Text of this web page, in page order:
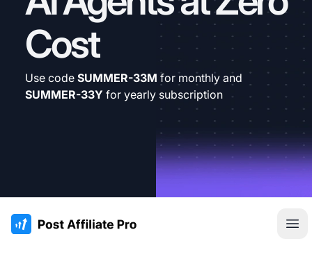
Cost
Use code SUMMER-33M for monthly and
SUMMER-33Y for yearly subscription
:site.title